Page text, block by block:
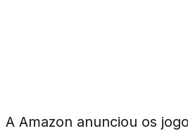
A Amazon anunciou os